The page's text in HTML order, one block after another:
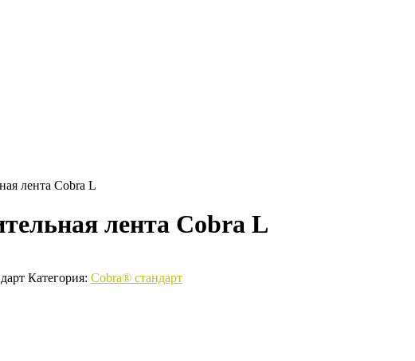
лента Cobra L
лента Cobra L
Категория: Cobra® стандарт